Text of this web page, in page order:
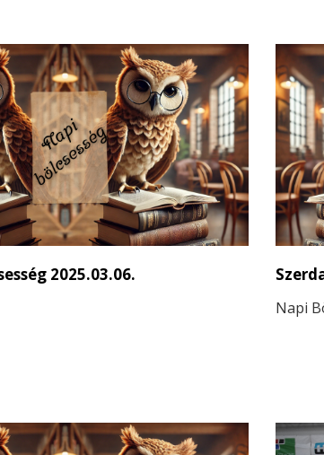
sportolói ismét bizonyították
a szegedi Magyar
A rangos versenyen, amelyen
egyesületek is részt vettek,
nyújtott, számos
az éremtáblázat negyedik
meg, kik emelkedtek ki a
sikereket értek el a
2025.03.06.
Napi